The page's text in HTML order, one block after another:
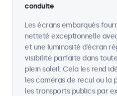
conduite
Les écrans embarqués
netteté exceptionnelle
et une luminosité d’écran
visibilité parfaite dans
plein soleil. Cela les rend
les caméras de recul ou la
les transports publics par